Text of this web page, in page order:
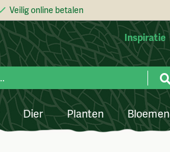
Veilig online betalen
Inspiratie
Dier Planten Bloemen